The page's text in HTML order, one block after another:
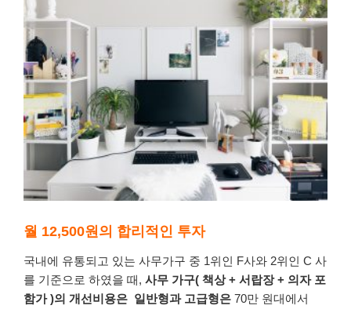
월 12,500원의 합리적인 투자
국내에 유통되고 있는 사무가구 중 1위인 F사와 2위인 C 사
를 기준으로 하였을 때, 사무 가구( 책상+ 서랍장+ 의자 포
함가)의 개선비용은 일반형과 고급형은 70만 원대에서